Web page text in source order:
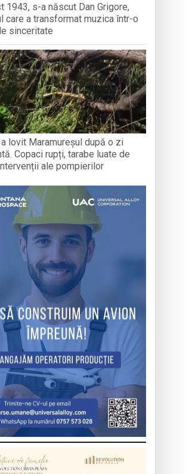
1943, s-a născut Dan Grigore,
care a transformat muzica într-o
sinceritate
a lovit Maramureșul după o zi
Copaci rupți, tarabe luate de
ale pompierilor